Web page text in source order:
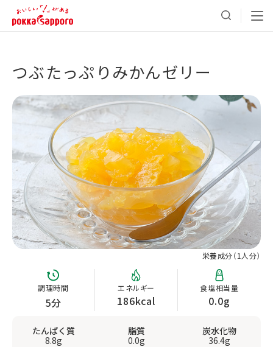
つぶたっぷりみかんゼリー
栄養成分（1人分）
調理時間
5分
エネルギー
186kcal
食塩相当量
0.0g
たんぱく質
8.8g
脂質
0.0g
炭水化物
36.4g